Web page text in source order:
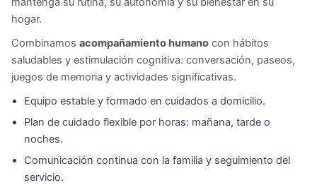
hogar.
Combinamos acompañamiento humano con hábitos
saludables y estimulación cognitiva: conversación, paseos,
juegos de memoria y actividades significativas.
Equipo estable y formado en cuidados a domicilio.
Plan de cuidado flexible por horas: mañana, tarde o
noches.
Comunicación continua con la familia y seguimiento del
servicio.